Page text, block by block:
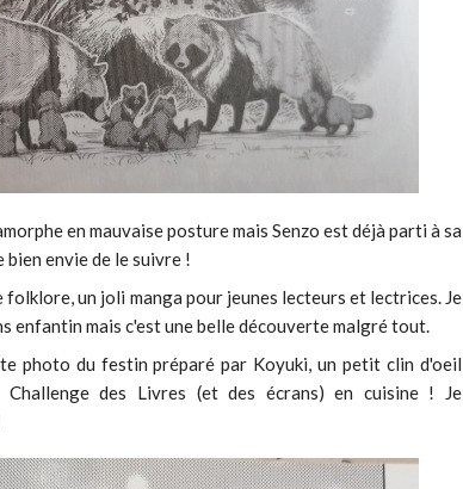
en mauvaise posture mais Senzo est déjà parti à sa
bien envie de le suivre !
un joli manga pour jeunes lecteurs et lectrices. Je
enfantin mais c'est une belle découverte malgré tout.
photo du festin préparé par Koyuki, un petit clin d'oeil
Challenge des Livres (et des écrans) en cuisine ! Je